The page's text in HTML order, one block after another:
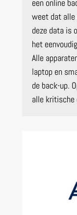
een online
weet dat alle
deze data is
het
Alle
laptop en
de back-up.
alle kritische